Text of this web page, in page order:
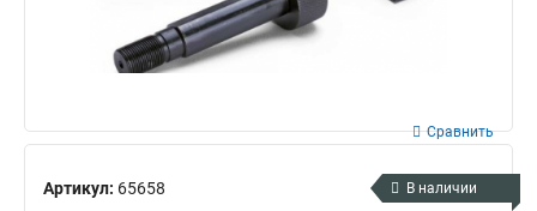
Артикул: 65658
Сравнить
В наличии